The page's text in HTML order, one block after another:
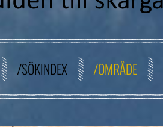
/SÖKINDEX /OMRÅDE